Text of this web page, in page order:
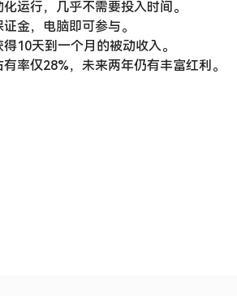
运行，几乎不需要投入时间。
金，电脑即可参与。
10天到一个月的被动收入。
率仅28%，未来两年仍有丰富红利。